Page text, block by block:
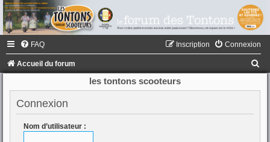
FAQ Connexion
Inscription
Accueil du forum
les tontons scooteurs
Connexion
Nom d’utilisateur :